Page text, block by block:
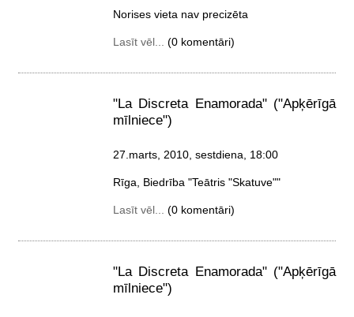
Norises vieta nav precizēta
Lasīt vēl... (0 komentāri)
"La Discreta Enamorada" ("Apķērīgā
mīlniece")
27.marts, 2010, sestdiena, 18:00
Rīga, Biedrība "Teātris "Skatuve""
Lasīt vēl... (0 komentāri)
"La Discreta Enamorada" ("Apķērīgā
mīlniece")